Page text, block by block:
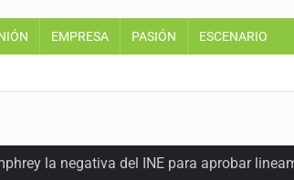
EMPRESA PASIÓN ESCENARIO
la negativa del INE para aprobar